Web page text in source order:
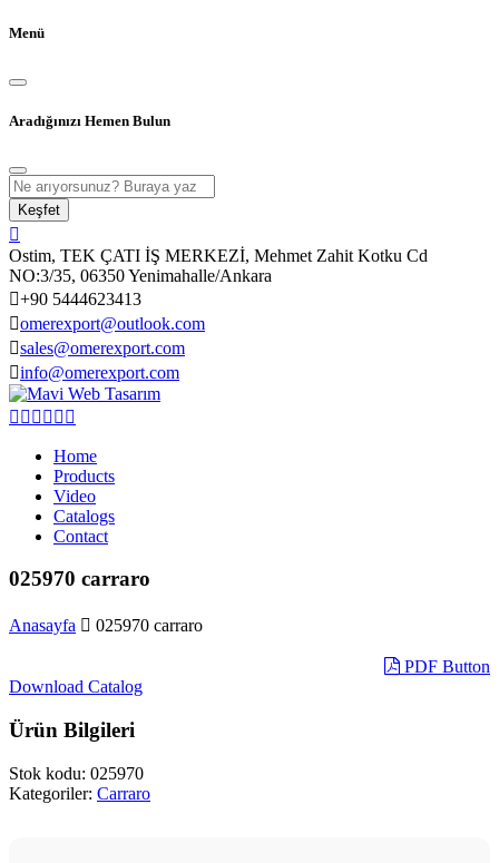
Menü
Aradığınızı Hemen Bulun
Keşfet
Ostim, TEK ÇATI İŞ MERKEZİ, Mehmet Zahit Kotku Cd
NO:3/35, 06350 Yenimahalle/Ankara
+90 5444623413
omerexport@outlook.com
sales@omerexport.com
info@omerexport.com
Home
Products
Video
Catalogs
Contact
025970 carraro
Anasayfa 025970 carraro
PDF Button
Download Catalog
Ürün Bilgileri
Stok kodu: 025970
Kategoriler: Carraro